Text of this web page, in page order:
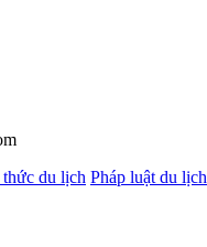
du lịch Pháp luật du lịch